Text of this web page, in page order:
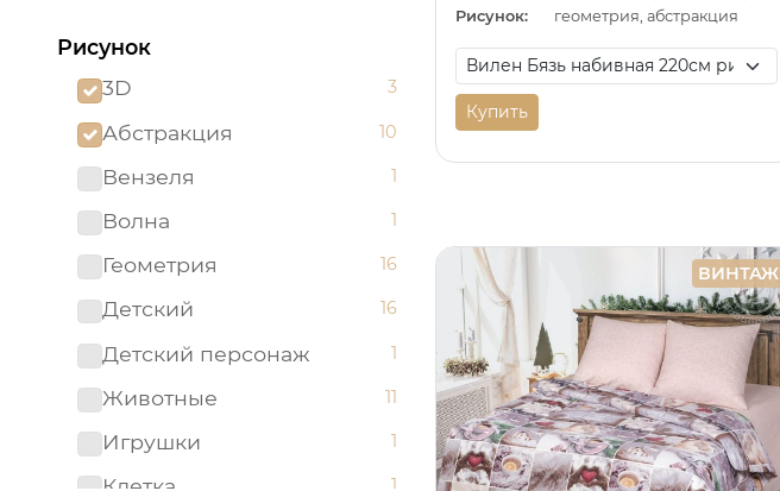
Золотистый
Золотой
Изумрудный
Капучино
Коричневый
Красный
Ментоловый
Мятный
Оливковый
Оранжевый
Рисунок
3D
3
Абстракция 10
Вензеля 1
Волна 1
Геометрия 16
Детский 16
Детский персонаж 1
Животные 11
Игрушки 1
Клетка 1
Рисунок:
геометрия, абстракция
Купить
ВИНТАЖ